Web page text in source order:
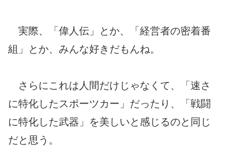
実際、「偉人伝」とか、「経営者の密着番
組」とか、みんな好きだもんね。
さらにこれは人間だけじゃなくて、「速さ
に特化したスポーツカー」だったり、「戦闘
に特化した武器」を美しいと感じるのと同じ
だと思う。